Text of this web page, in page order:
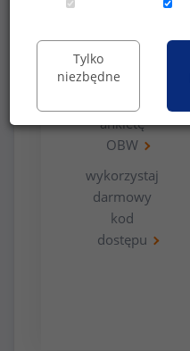
bezpłatna
ankietę
OBW
wykorzystaj
darmowy
kod
dostępu
Tylko
niezbędne